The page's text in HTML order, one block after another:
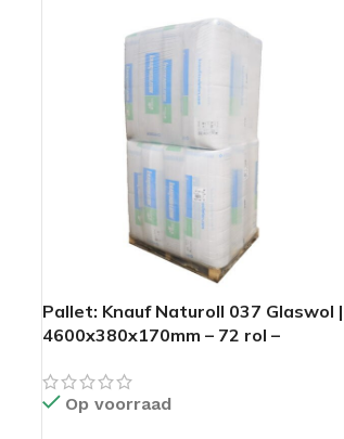
Pallet: Knauf Naturoll 037 Glaswol |
4600x380x170mm – 72 rol –
Op voorraad